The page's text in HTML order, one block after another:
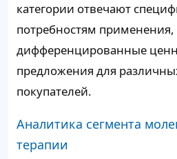
категории отвечают
потребностям применения,
дифференцированные
предложения для
покупателей.
Аналитика сегмента
терапии